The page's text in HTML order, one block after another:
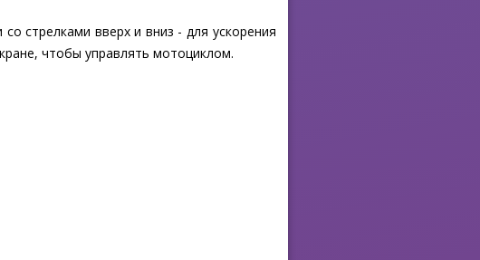
стрелками вверх и вниз - для ускорения
чтобы управлять мотоциклом.